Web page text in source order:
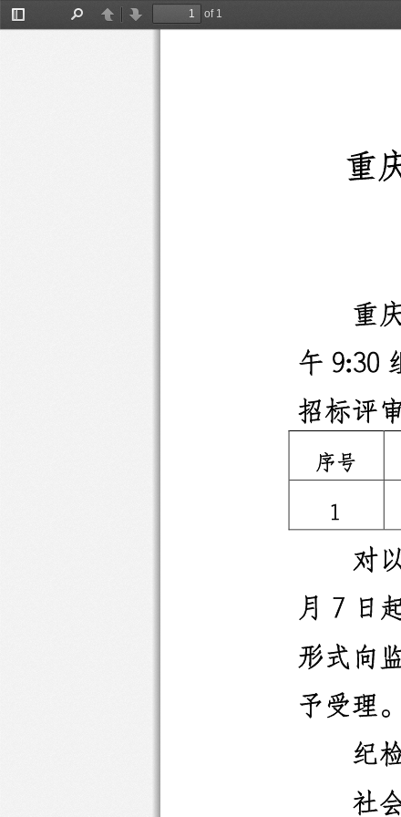
Toggle
PreviousNext
of 1
重
重
午 9:30
招标评
序号
1
对
月 7 日
形式向
予受理。
纪
社